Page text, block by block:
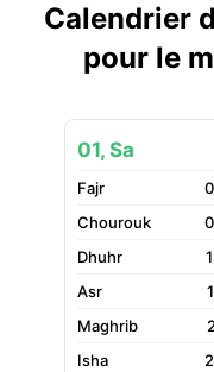
Calendrier
pour le
01, Sa